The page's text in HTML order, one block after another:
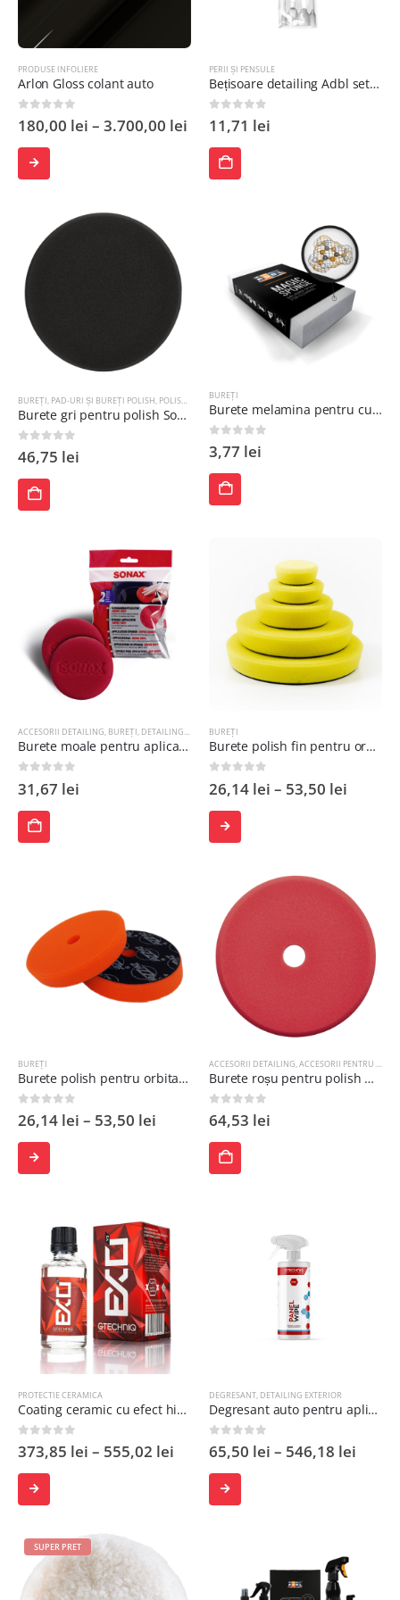
PRODUSE INFOLIERE
Arlon Gloss colant auto
0 out of 5
180,00 lei – 3.700,00 lei
OPȚIUNILE
PERII ȘI PENSULE
Bețisoare detailing Adbl set 4 bucăți
0 out of 5
11,71 lei
BUREȚI, PAD-URI ȘI BUREȚI POLISH, POLISH ȘI ACCESORII
Burete gri pentru polish Soft Finish - anti holograme 160mm
0out of 5
46,75 lei
BUREȚI
Burete melamina pentru curatare ADBL
0out of 5
3,77 lei
ACCESORII DETAILING, BUREȚI, DETAILING EXTERIOR ,INTERIOR
Burete moale pentru aplicarea soluțiilor set 2 bucăți
out of 5
31,67 lei
BUREȚI
Burete polish fin pentru orbitala Zvizzer
out of 5
26,14 lei – 53,50 lei
OPȚIUNILE
BUREȚI
Burete polish pentru orbitala Zvizzer
out of 5
26,14 lei – 53,50 lei
ACCESORII DETAILING ACCESORII PENTRU POLISH
Burete roșu pentru polish Dual Action - abraziv
out of 5
64,53 lei
PROTECTIE CERAMICA
Coating ceramic cu efect hidrofob
0out of 5
373,85 lei – 555,02 lei
OPȚIUNILE
DEGRESANT, DETAILING EXTERIOR
Degresant auto pentru aplicarea protectiei ceramice
0out of 5
65,50 lei – 546,18 lei
SUPER PRET